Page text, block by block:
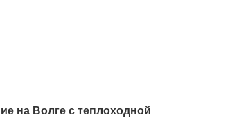
на Волге с теплоходной